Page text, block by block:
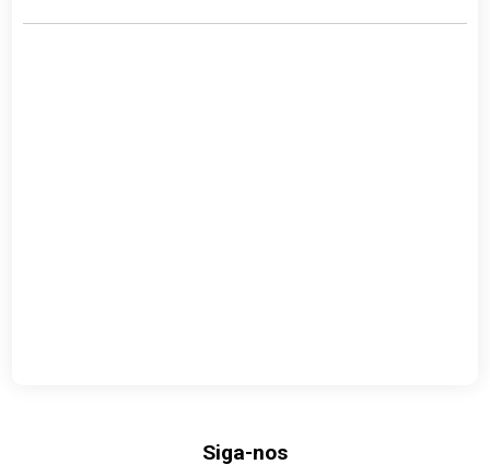
Siga-nos